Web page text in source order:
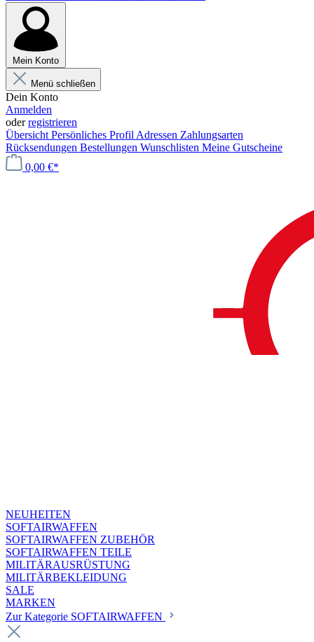
Mein Konto
Menü schließen
Dein Konto
Anmelden
oderregistrieren
Übersicht Persönliches Profil Adressen Zahlungsarten
Rücksendungen Bestellungen Wunschlisten Meine Gutscheine
0,00 €*
NEUHEITEN
SOFTAIRWAFFEN
SOFTAIRWAFFEN ZUBEHÖR
SOFTAIRWAFFEN TEILE
MILITÄRAUSRÜSTUNG
MILITÄRBEKLEIDUNG
SALE
MARKEN
Zur Kategorie SOFTAIRWAFFEN